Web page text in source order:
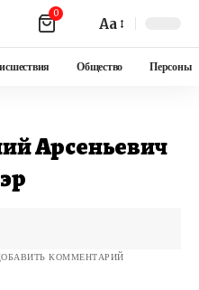
0
Aa
Общество Персоны
Арсеньевич
КОММЕНТАРИЙ